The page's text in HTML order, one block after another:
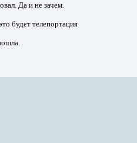
Да и не зачем.
будет телепортация